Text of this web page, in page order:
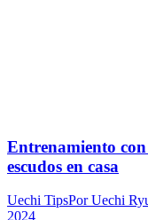
Entrenamiento
escudos en casa
Uechi TipsPorUechi
2024